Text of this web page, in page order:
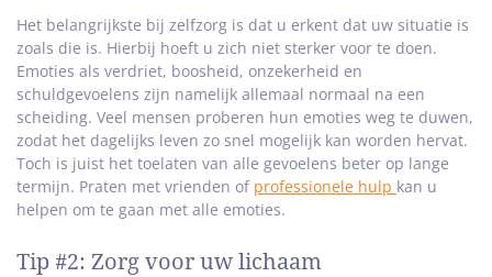
Het belangrijkste bij zelfzorg is dat u erkent dat uw situatie is
zoals die is. Hierbij hoeft u zich niet sterker voor te doen.
Emoties als verdriet, boosheid, onzekerheid en
schuldgevoelens zijn namelijk allemaal normaal na een
scheiding. Veel mensen proberen hun emoties weg te duwen,
zodat het dagelijks leven zo snel mogelijk kan worden hervat.
Toch is juist het toelaten van alle gevoelens beter op lange
termijn. Praten met vrienden of professionele hulp kan u
helpen om te gaan met alle emoties.
Tip #2: Zorg voor uw lichaam